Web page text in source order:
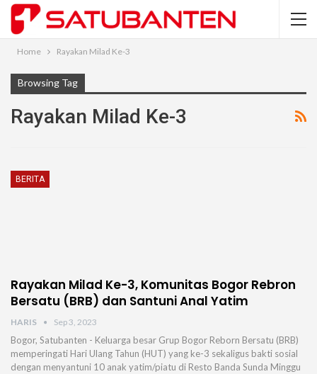
Home Rayakan Milad Ke-3
Browsing Tag
Rayakan Milad Ke-3
BERITA
Rayakan Milad Ke-3, Komunitas Bogor Rebron
Bersatu (BRB) dan Santuni Anal Yatim
HARIS Sep 3, 2023
Bogor, Satubanten - Keluarga besar Grup Bogor Reborn Bersatu (BRB)
memperingati Hari Ulang Tahun (HUT) yang ke-3 sekaligus bakti sosial
dengan menyantuni 10 anak yatim/piatu di Resto Banda Sunda Minggu